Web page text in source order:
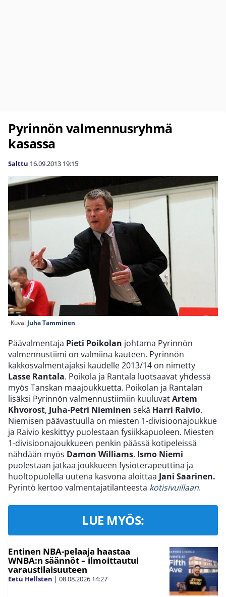
Pyrinnön valmennusryhmä
kasassa
Salttu 16.09.2013 19:15
Kuva: Juha Tamminen
Päävalmentaja Pieti Poikolan johtama Pyrinnön
valmennustiimi on valmiina kauteen. Pyrinnön
kakkosvalmentajaksi kaudelle 2013/14 on nimetty
Lasse Rantala. Poikola ja Rantala luotsaavat yhdessä
myös Tanskan maajoukkuetta. Poikolan ja Rantalan
lisäksi Pyrinnön valmennustiimiin kuuluvatArtem
Khvorost, Juha-Petri Nieminen sekä Harri Raivio.
Niemisen päävastuulla on miesten 1-divisioonajoukkue
ja Raivio keskittyy puolestaan fysiikkapuoleen. Miesten
1-divisioonajoukkueen penkin päässä kotipeleissä
nähdään myös Damon Williams. Ismo Niemi
puolestaan jatkaa joukkueen fysioterapeuttina ja
huoltopuolella uutena kasvona aloittaa Jani Saarinen.
Pyrintö kertoo valmentajatilanteesta kotisivuillaan.
LUE MYÖS:
Entinen NBA-pelaaja haastaa
WNBA:n säännöt – ilmoittautui
varaustilaisuuteen
Eetu Hellsten | 08.08.2026 14:27